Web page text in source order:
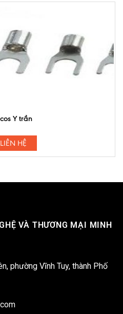
Y trần
LIÊN HỆ
VÀ THƯƠNG MẠI MINH
phường Vĩnh Tuy, thành Phố